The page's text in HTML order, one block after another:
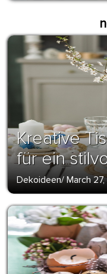
Kreative
für ein
Dekoideen/March